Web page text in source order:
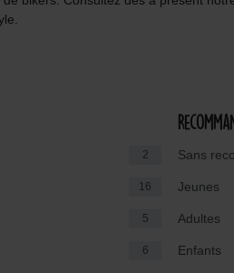
2
16
5
6
Sans
Jeunes
Adultes
Enfants